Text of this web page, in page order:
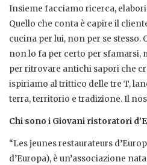
Insieme facciamo ricerca,
Quello che conta è capire il
cucina per lui, non per se
non lo fa per certo per sfamarsi,
per ritrovare antichi sapori che
ispiriamo al trittico delle tre T,
terra, territorio e tradizione. Il
Chi sono i Giovani ristoratori
“Les jeunes restaurateurs
d’Europa), è un’associazione